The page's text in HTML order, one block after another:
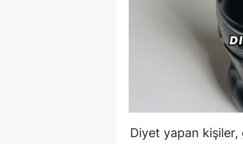
Diyet yapan kişiler,